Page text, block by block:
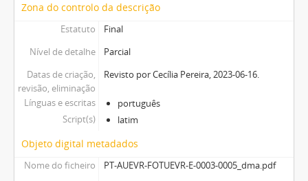
Zona do controlo da descrição
Estatuto
Final
Nível de detalhe
Parcial
Datas de criação,
revisão, eliminação
Revisto por Cecília Pereira, 2023-06-16.
Línguas e escritas
português
Script(s)
latim
Objeto digital metadados
Nome do ficheiro
PT-AUEVR-FOTUEVR-E-0003-0005_dma.pdf